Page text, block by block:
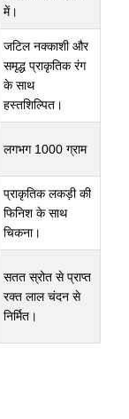
में।
जटिल नक्काशी और
समृद्ध प्राकृतिक रंग
के साथ
हस्तशिल्पित।
लगभग 1000 ग्राम
प्राकृतिक लकड़ी की
फिनिश के साथ
चिकना।
सतत स्रोत से प्राप्त
रक्त लाल चंदन से
निर्मित।